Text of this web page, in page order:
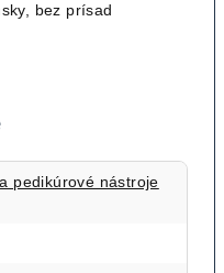
bez prísad
pedikúrové nástroje